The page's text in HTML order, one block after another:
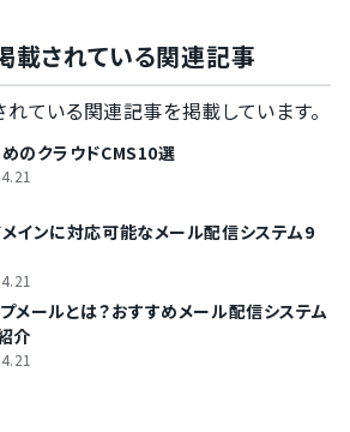
されている関連記事
ている関連記事を掲載しています。
のクラウドCMS10選
インに対応可能なメール配信システム9
メールとは？おすすめメール配信システム
介